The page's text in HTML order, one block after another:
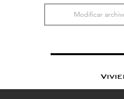
Modificar